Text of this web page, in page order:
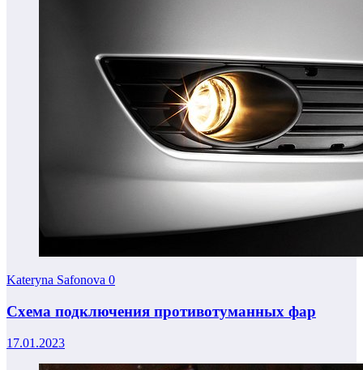
Kateryna Safonova 0
Схема подключения противотуманных фар
17.01.2023